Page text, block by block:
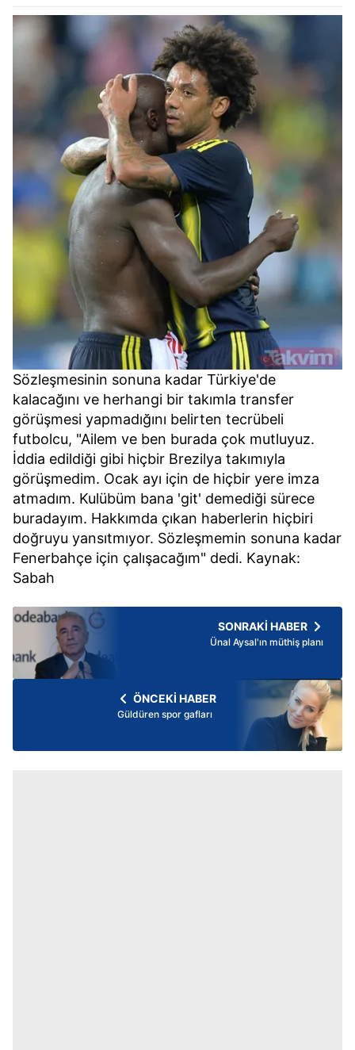
Sözleşmesinin sonuna kadar Türkiye'de
kalacağını ve herhangi bir takımla transfer
görüşmesi yapmadığını belirten tecrübeli
futbolcu, "Ailem ve ben burada çok mutluyuz.
İddia edildiği gibi hiçbir Brezilya takımıyla
görüşmedim. Ocak ayı için de hiçbir yere imza
atmadım. Kulübüm bana 'git' demediği sürece
buradayım. Hakkımda çıkan haberlerin hiçbiri
doğruyu yansıtmıyor. Sözleşmemin sonuna kadar
Fenerbahçe için çalışacağım" dedi. Kaynak:
Sabah
SONRAKİ HABER
Ünal Aysal'ın müthiş planı
ÖNCEKİ HABER
Güldüren spor gafları